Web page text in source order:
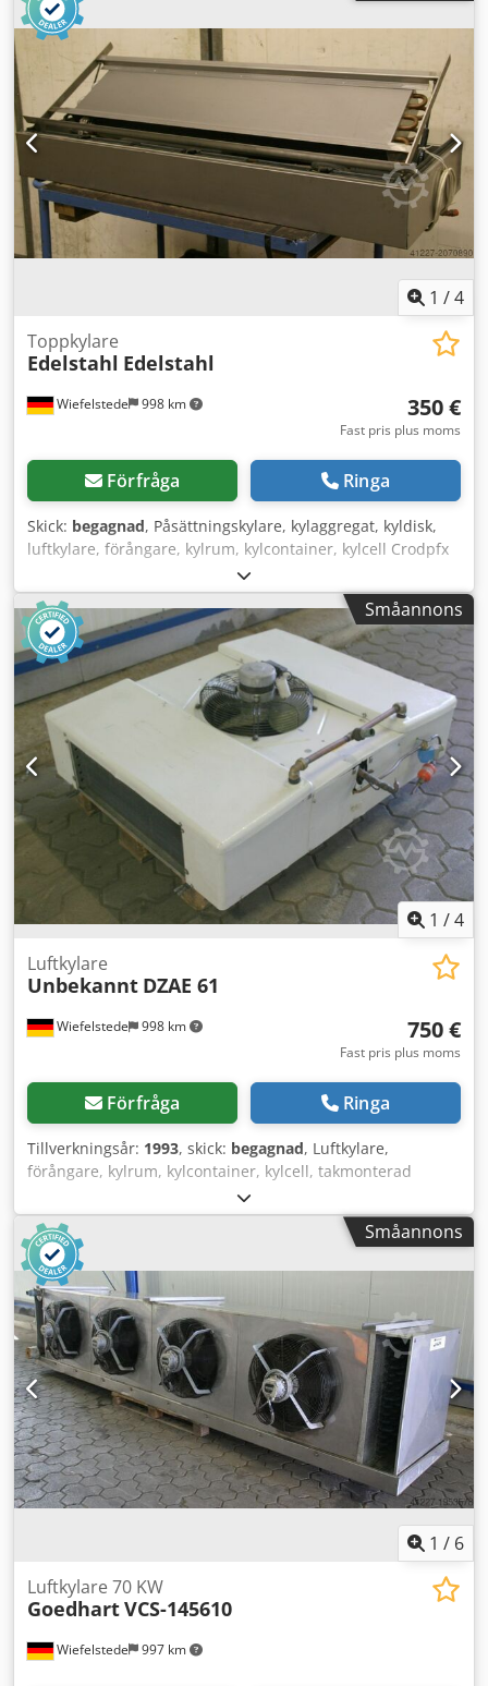
1 /4
Wiefelstede 998 km
Toppkylare
Edelstahl Edelstahl
350 €
Fast pris plus moms
Förfråga Ringa
Skick: begagnad, Påsättningskylare, kylaggregat, kyldisk,
luftkylare, förångare, kylrum, kylcontainer, kylcell Crodpfx
Ahsb Uhnmoajf - Inkl. fläkt - Antal: 2 st påsättningskylare
finns - Pris: per styck - Mått: 610/1500/H220 mm - Vikt: 48
kg
Småannons
1 /4
Wiefelstede 998 km
Luftkylare
Unbekannt DZAE 61
750 €
Fast pris plus moms
Förfråga Ringa
Tillverkningsår: 1993, skick: begagnad, Luftkylare,
förångare, kylrum, kylcontainer, kylcell, takmonterad
luftkylare Cjdob N Uliepfx Ahajrf - Antal: 1x fläkt -
Fläktdiameter: 400 mm - Lamellavstånd: mm - Mått:
1030/1770/H400 mm - Vikt: 82 kg
Småannons
1 / 6
Wiefelstede 997 km
Luftkylare 70 KW
GoedhartVCS-145610